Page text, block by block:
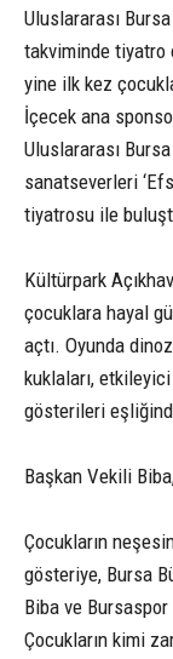
Uluslararası
takviminde tiyatro
yine ilk kez
İçecek ana
Uluslararası
sanatseverleri
tiyatrosu ile
Kültürpark
çocuklara hayal
açtı. Oyunda
kuklaları,
gösterileri
Başkan Vekili
Çocukların
gösteriye, Bursa
Biba ve Bursaspor
Çocukların kimi